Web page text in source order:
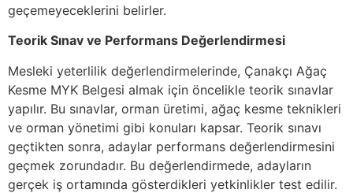
geçemeyeceklerini belirler.
Teorik Sınav ve Performans Değerlendirmesi
Mesleki yeterlilik değerlendirmelerinde, Çanakçı Ağaç
Kesme MYK Belgesi almak için öncelikle teorik sınavlar
yapılır. Bu sınavlar, orman üretimi, ağaç kesme teknikleri
ve orman yönetimi gibi konuları kapsar. Teorik sınavı
geçtikten sonra, adaylar performans değerlendirmesini
geçmek zorundadır. Bu değerlendirmede, adayların
gerçek iş ortamında gösterdikleri yetkinlikler test edilir.